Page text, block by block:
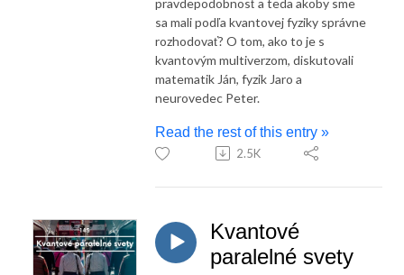
sa mali podľa kvantovej fyziky správne
rozhodovať? O tom, ako to je s
kvantovým multiverzom, diskutovali
matematik Ján, fyzik Jaro a
neurovedec Peter.
Read the rest of this entry »
2.5K
Kvantové
paralelné svety